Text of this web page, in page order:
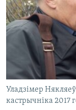
Уладзімер Някляеў
кастрычніка 2017